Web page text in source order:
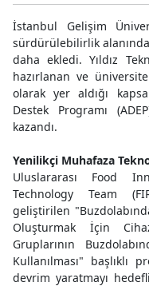
İstanbul Gelişim
sürdürülebilirlik
daha ekledi. Yıldız
hazırlanan ve
olarak yer aldığı
Destek Programı
kazandı.
Yenilikçi Muhafaza
Uluslararası Food
Technology Team
geliştirilen
Oluşturmak İçin
Gruplarının
Kullanılması" başlıklı
devrim yaratmayı